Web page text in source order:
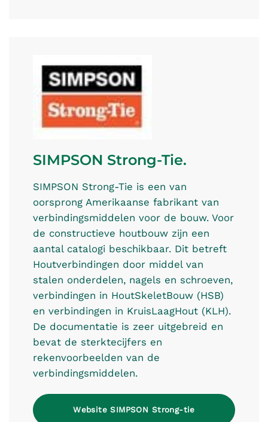
SIMPSON Strong-Tie.
SIMPSON Strong-Tie is een van
oorsprong Amerikaanse fabrikant van
verbindingsmiddelen voor de bouw. Voor
de constructieve houtbouw zijn een
aantal catalogi beschikbaar. Dit betreft
Houtverbindingen door middel van
stalen onderdelen, nagels en schroeven,
verbindingen in HoutSkeletBouw (HSB)
en verbindingen in KruisLaagHout (KLH).
De documentatie is zeer uitgebreid en
bevat de sterktecijfers en
rekenvoorbeelden van de
verbindingsmiddelen.
Website SIMPSON Strong-tie